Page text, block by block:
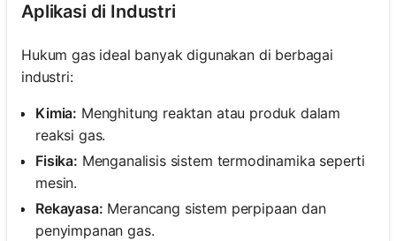
Aplikasi di Industri
Hukum gas ideal banyak digunakan di berbagai
industri:
Kimia: Menghitung reaktan atau produk dalam
reaksi gas.
Fisika: Menganalisis sistem termodinamika seperti
mesin.
Rekayasa: Merancang sistem perpipaan dan
penyimpanan gas.